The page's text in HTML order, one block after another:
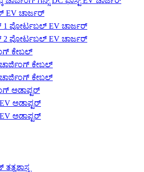
ಚಾರ್ಜರ್
1 ಪೋರ್ಟಬಲ್ EV ಚಾರ್ಜರ್
2 ಪೋರ್ಟಬಲ್ EV ಚಾರ್ಜರ್
ಕೇಬಲ್
ಕೇಬಲ್
ಕೇಬಲ್
ಅಡಾಪ್ಟರ್
ಅಡಾಪ್ಟರ್
ಅಡಾಪ್ಟರ್